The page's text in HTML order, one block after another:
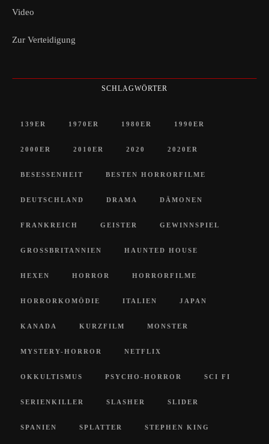
Video
Zur Verteidigung
SCHLAGWÖRTER
139ER 1970ER 1980ER 1990ER
2000ER 2010ER 2020 2020ER
BESESSENHEIT BESTEN HORRORFILME
DEUTSCHLAND DRAMA DÄMONEN
FRANKREICH GEISTER GEWINNSPIEL
GROSSBRITANNIEN HAUNTED HOUSE
HEXEN HORROR HORRORFILME
HORRORKOMÖDIE ITALIEN JAPAN
KANADA KURZFILM MONSTER
MYSTERY-HORROR NETFLIX
OKKULTISMUS PSYCHO-HORROR SCI FI
SERIENKILLER SLASHER SLIDER
SPANIEN SPLATTER STEPHEN KING